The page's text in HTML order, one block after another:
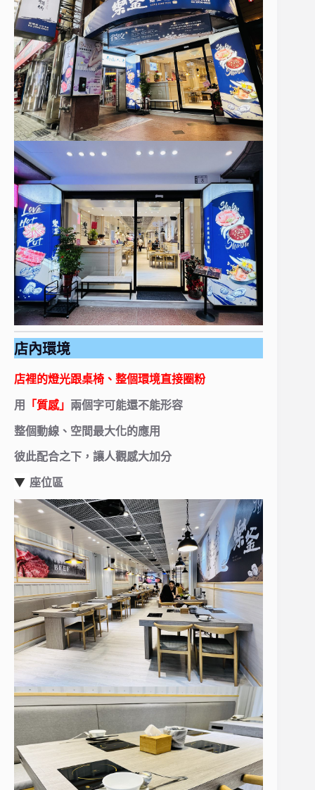
店內環境
店裡的燈光跟桌椅、整個環境直接圈粉
用 「質感」 兩個字可能還不能形容
整個動線、空間最大化的應用
彼此配合之下，讓人觀感大加分
▼ 座位區